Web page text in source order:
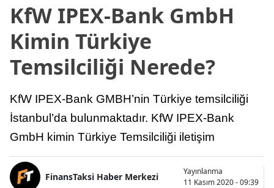
KfW IPEX-Bank GmbH
Kimin Türkiye
Temsilciliği Nerede?
KfW IPEX-Bank GMBH’nin Türkiye temsilciliği
İstanbul’da bulunmaktadır. KfW IPEX-Bank
GmbH kimin Türkiye Temsilciliği iletişim
FinansTaksi Haber Merkezi
Yayınlanma
11 Kasım 2020 - 09:39